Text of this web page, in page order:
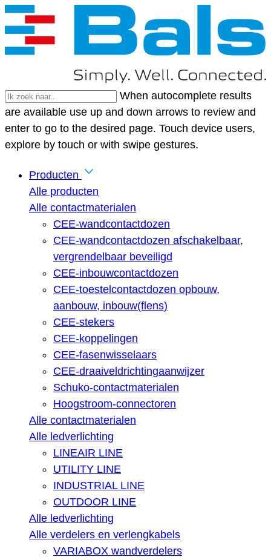
When autocomplete results
are available use up and down arrows to review and
enter to go to the desired page. Touch device users,
explore by touch or with swipe gestures.
Producten
Alle producten
Alle contactmaterialen
CEE-wandcontactdozen
CEE-wandcontactdozen afschakelbaar,
vergrendelbaar beveiligd
CEE-inbouwcontactdozen
CEE-toestelcontactdozen opbouw,
aanbouw, inbouw(flens)
CEE-stekers
CEE-koppelingen
CEE-fasenwisselaars
CEE-draaiveldrichtingaanwijzer
Schuko-contactmaterialen
Hoogstroom-connectoren
Alle contactmaterialen
Alle ledverlichting
LINEAIR LINE
UTILITY LINE
INDUSTRIAL LINE
OUTDOOR LINE
Alle ledverlichting
Alle verdelers en verlengkabels
VARIABOX wandverdelers